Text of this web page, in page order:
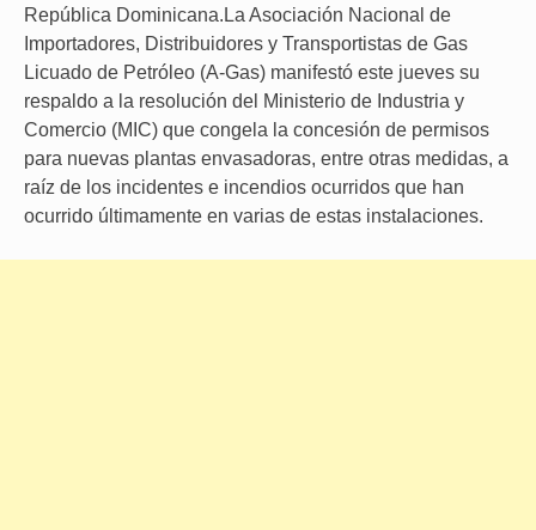
República Dominicana.La Asociación Nacional de
Importadores, Distribuidores y Transportistas de Gas
Licuado de Petróleo (A-Gas) manifestó este jueves su
respaldo a la resolución del Ministerio de Industria y
Comercio (MIC) que congela la concesión de permisos
para nuevas plantas envasadoras, entre otras medidas, a
raíz de los incidentes e incendios ocurridos que han
ocurrido últimamente en varias de estas instalaciones.